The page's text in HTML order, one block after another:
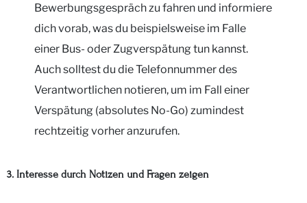
Bewerbungsgespräch zu fahren und informiere
dich vorab, was du beispielsweise im Falle
einer Bus- oder Zugverspätung tun kannst.
Auch solltest du die Telefonnummer des
Verantwortlichen notieren, um im Fall einer
Verspätung (absolutes No-Go) zumindest
rechtzeitig vorher anzurufen.
3. Interesse durch Notizen und Fragen zeigen